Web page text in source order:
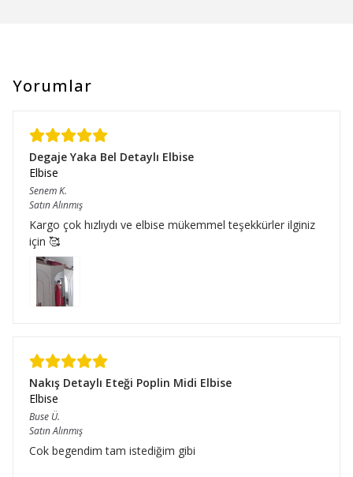
Yorumlar
Degaje Yaka Bel Detaylı Elbise
Elbise
SenemK.
Satın Alınmış
Kargo çok hızlıydı ve elbise mükemmel teşekkürler ilginiz
için 🥰
Nakış Detaylı Eteği Poplin Midi Elbise
Elbise
Buse Ü.
Satın Alınmış
Cok begendim tam istediğim gibi